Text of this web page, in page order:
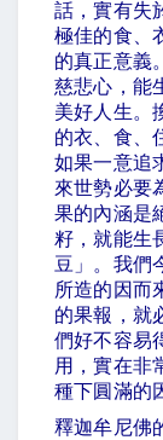
話，實有失
極佳的食、
的真正意義
慈悲心，能
美好人生。
的衣、食、
如果一意追
來世勢必要
果的內涵是
籽，就能生
豆」。我們
所造的因而
的果報，就
們好不容易
用，實在非
種下圓滿的
釋迦牟尼佛